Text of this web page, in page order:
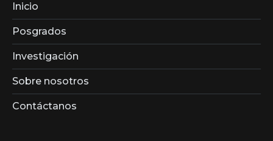
Inicio
Posgrados
Investigación
Sobre nosotros
Contáctanos